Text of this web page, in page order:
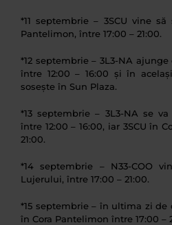
*11 septembrie – 3SCU vine
Pantelimon, între 17:00 – 21:00.
*12 septembrie – 3L3-NA
între 12:00 – 16:00 și în
sosește în Sun Plaza.
*13 septembrie – 3L3-NA se
între 12:00 – 16:00, iar 3SCU în
21:00.
*14 septembrie – N33-COO
Lujerului, între 17:00 – 21:00.
*15 septembrie – în ultima zi de
în Cora Pantelimon între 17:00 –